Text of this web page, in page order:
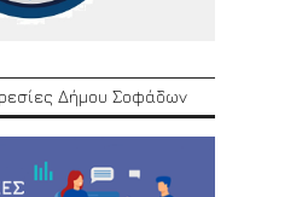
Δήμου Σοφάδων